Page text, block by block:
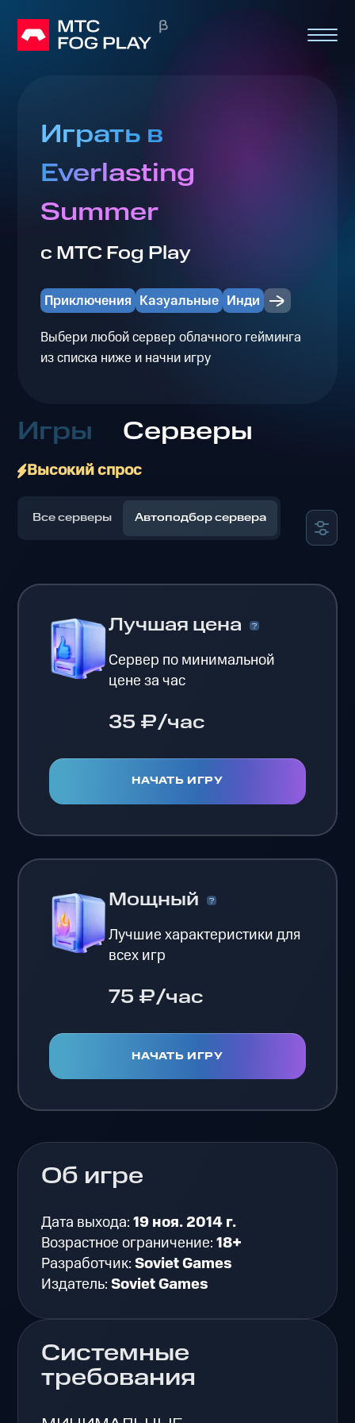
Играть в
Everlasting
Summer
с МТС Fog Play
Приключения Казуальные Инди
Выбери любой сервер облачного гейминга
из списка ниже и начни игру
Игры Серверы
Высокий спрос
Все серверы Автоподбор сервера
Лучшая цена
Сервер по минимальной
цене за час
35 ₽/час
НАЧАТЬ ИГРУ
Мощный
Лучшие характеристики для
всех игр
75 ₽/час
НАЧАТЬ ИГРУ
Об игре
Дата выхода:19 ноя. 2014 г.
Возрастное ограничение:18+
Разработчик:Soviet Games
Издатель:Soviet Games
Системные
требования